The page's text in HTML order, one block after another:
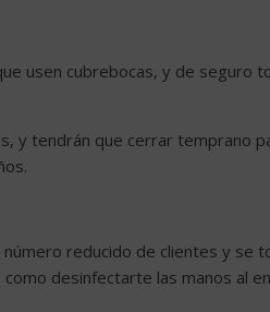
usen cubrebocas, y de seguro
y tendrán que cerrar temprano
reducido de clientes y se
desinfectarte las manos al